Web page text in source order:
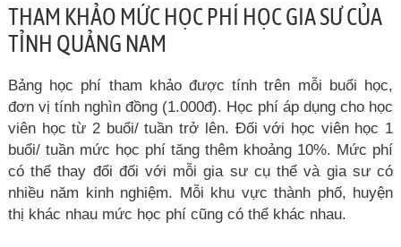
THAM KHẢO MỨC HỌC PHÍ HỌC GIA SƯ CỦA
TỈNH QUẢNG NAM
Bảng học phí tham khảo được tính trên mỗi buổi học,
đơn vị tính nghìn đồng (1.000đ). Học phí áp dụng cho học
viên học từ 2 buổi/ tuần trở lên. Đối với học viên học 1
buổi/ tuần mức học phí tăng thêm khoảng 10%. Mức phí
có thể thay đổi đối với mỗi gia sư cụ thể và gia sư có
nhiều năm kinh nghiệm. Mỗi khu vực thành phố, huyện
thị khác nhau mức học phí cũng có thể khác nhau.